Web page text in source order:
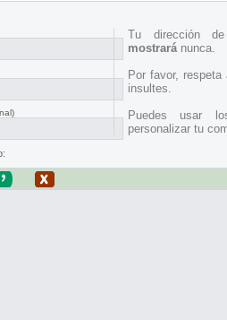
Tu dirección
mostraránunca.
Por favor,
insultes.
Puedes usar
personalizar tu